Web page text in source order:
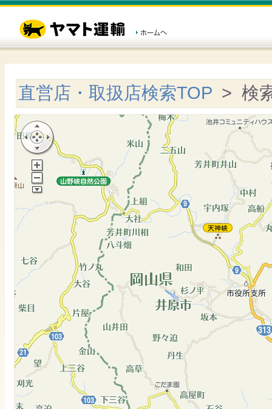
直営店・取扱店検索TOP > 検